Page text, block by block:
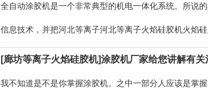
全自动涂胶机是一个非常典型的机电一体化系统。所说
信息技术，并把河北等离子河北等离子火焰硅胶机火焰
北等离子火焰硅胶机的系统。全自动涂胶机系河北
[廊坊等离子火焰硅胶机]涂胶机厂家给您讲解有关
我不知道是不是你掌握涂胶机。之中一部分人应该是掌